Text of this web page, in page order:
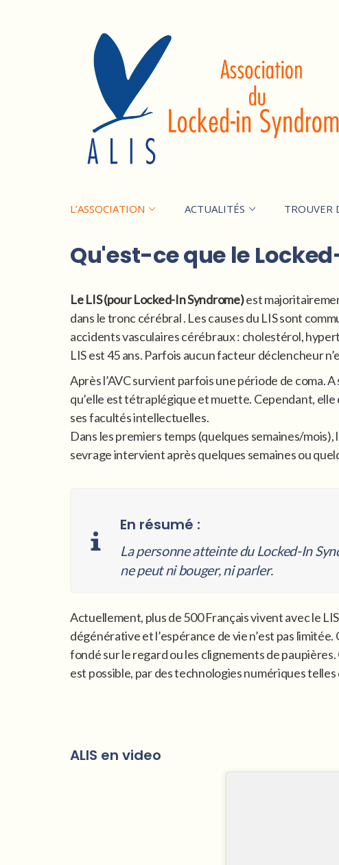
L’ASSOCIATION ACTUALITÉS TROUVER
Qu'est-ce que le
Le LIS (pour Locked-In Syndrome)est
dans le tronc cérébral . Les causes du LIS sont
accidents vasculaires cérébraux : cholestérol,
LIS est 45 ans. Parfois aucun facteur déclencheur
Après l’AVC survient parfois une période de coma.
qu’elle est tétraplégique et muette. Cependant,
ses facultés intellectuelles.
Dans les premiers temps (quelques semaines/
sevrage intervient après quelques semaines ou
En résumé :
La personne atteinte du Locked-In
ne peut ni bouger, ni parler.
Actuellement, plus de 500 Français vivent avec le
dégénérative et l’espérance de vie n’est pas
fondé sur le regard ou les clignements de
est possible, par des technologies numériques
ALIS en video